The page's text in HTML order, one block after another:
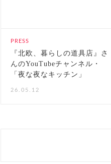
PRESS
『北欧、暮らしの道具店』さ
んのYouTubeチャンネル・
「夜な夜なキッチン」
26.05.12